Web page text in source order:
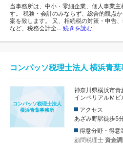
当事務所は、中小・零細企業、個人事業
す。 税務・会計のみならず、総合的観点
案を致します。 又、相続税の対策・申告
など、税務会計全… 続きを読む
コンパッソ税理士法人 横浜青
コンパッソ税理士法人
横浜青葉事務所
神奈川県横浜市青
インペリアルＭビ
アクセス
あざみ野駅徒歩5
得意分野・得意
顧問税理士 資金